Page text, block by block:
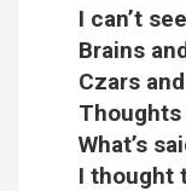
I can’t
Brains
Czars
What’s
I thought